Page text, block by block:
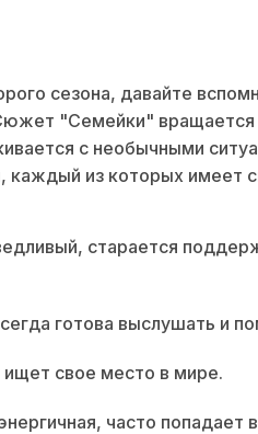
сезона, давайте
"Семейки" вращается
с необычными
каждый из которых имеет
старается
готова выслушать и
свое место в мире.
часто попадает